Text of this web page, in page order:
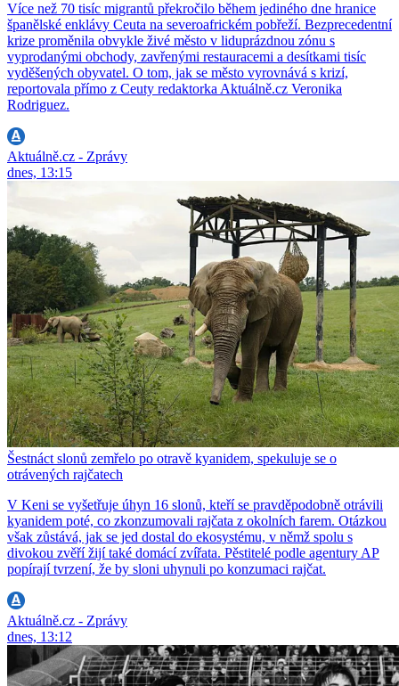
Více než 70 tisíc migrantů překročilo během jediného dne hranice
španělské enklávy Ceuta na severoafrickém pobřeží. Bezprecedentní
krize proměnila obvykle živé město v liduprázdnou zónu s
vyprodanými obchody, zavřenými restauracemi a desítkami tisíc
vyděšených obyvatel. O tom, jak se město vyrovnává s krizí,
reportovala přímo z Ceuty redaktorka Aktuálně.cz Veronika
Rodriguez.
Aktuálně.cz - Zprávy
dnes, 13:15
Šestnáct slonů zemřelo po otravě kyanidem, spekuluje se o
otrávených rajčatech
V Keni se vyšetřuje úhyn 16 slonů, kteří se pravděpodobně otrávili
kyanidem poté, co zkonzumovali rajčata z okolních farem. Otázkou
však zůstává, jak se jed dostal do ekosystému, v němž spolu s
divokou zvěří žijí také domácí zvířata. Pěstitelé podle agentury AP
popírají tvrzení, že by sloni uhynuli po konzumaci rajčat.
Aktuálně.cz - Zprávy
dnes, 13:12